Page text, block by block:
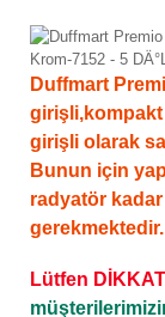
Duffmart
girişli olarak
Bunun için
radyatör kadar
gerekmektedir.
Lütfen